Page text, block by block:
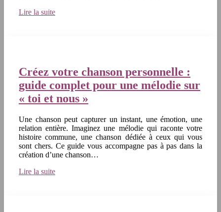
Lire la suite
Créez votre chanson personnelle :
guide complet pour une mélodie sur
« toi et nous »
Une chanson peut capturer un instant, une émotion, une
relation entière. Imaginez une mélodie qui raconte votre
histoire commune, une chanson dédiée à ceux qui vous
sont chers. Ce guide vous accompagne pas à pas dans la
création d’une chanson…
Lire la suite